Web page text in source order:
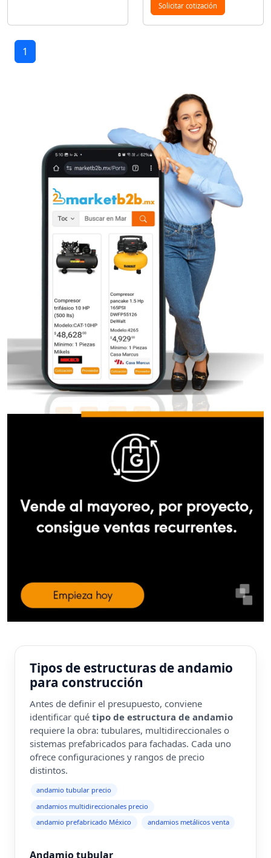
Solicitar cotización
1
Tipos de estructuras de andamio
para construcción
Antes de definir el presupuesto, conviene
identificar qué tipo de estructura de andamio
requiere la obra: tubulares, multidireccionales o
sistemas prefabricados para fachadas. Cada uno
ofrece configuraciones y rangos de precio
distintos.
andamio tubular precio
andamios multidireccionales precio
andamio prefabricado México
andamios metálicos venta
Andamio tubular